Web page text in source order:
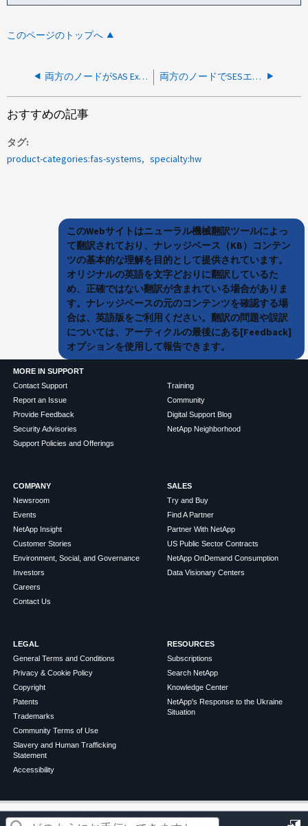
このページのトップへ
両方のノードがSAS ExpanderがChassis LEDをONにしたと報告しています 両方のノードでSESエレクトロニクスx: communication errorが報告されました
この記事は役に立ちましたか？
おすすめの記事
タグ
product-categories:fas-systems
specialty:hw
このWebサイトはニューラル機械翻訳ツールによっ
て翻訳されており、ナレッジベース（KB）コンテン
ツの基本的な理解を目的として提供されています。
オリジナルの英語を文字どおりに翻訳しているた
め、正確ではない翻訳が含まれている場合がありま
す。ナレッジベースの元のコンテンツを確認する場
合は、英語版をご利用ください。翻訳の問題や誤訳
については、アーティクルの最後にある[Feedback]
オプションを使用して報告できます。
MORE IN SUPPORT
Contact Support
Report an Issue
Provide Feedback
Security Advisories
Support Policies and Offerings
Training
Community
Digital Support Blog
NetApp Neighborhood
COMPANY
Newsroom
Events
NetApp Insight
Customer Stories
Environment, Social, and Governance
Investors
Careers
Contact Us
SALES
Try and Buy
Find A Partner
Partner With NetApp
US Public Sector Contracts
NetApp OnDemand Consumption
Data Visionary Centers
LEGAL
General Terms and Conditions
Privacy & Cookie Policy
Copyright
Patents
Trademarks
Community Terms of Use
Slavery and Human Trafficking
Statement
Accessibility
RESOURCES
Subscriptions
Search NetApp
Knowledge Center
NetApp's Response to the Ukraine
Situation
©2026 NetApp English Terms of Use Privacy Policy